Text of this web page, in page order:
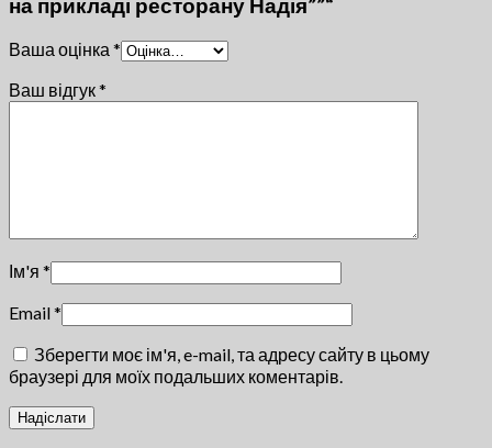
на прикладі ресторану Надія””“
Ваша оцінка *
Ваш відгук*
Ім'я *
Email*
Зберегти моє ім'я, e-mail, та адресу сайту в цьому
браузері для моїх подальших коментарів.